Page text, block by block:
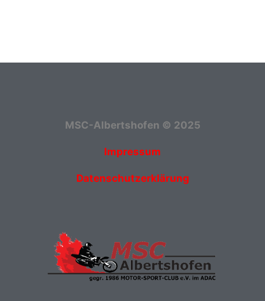
MSC-Albertshofen © 2025
Impressum
Datenschutzerklärung